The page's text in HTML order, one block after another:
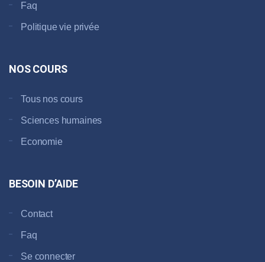
Faq
Politique vie privée
NOS COURS
Tous nos cours
Sciences humaines
Economie
BESOIN D’AIDE
Contact
Faq
Se connecter